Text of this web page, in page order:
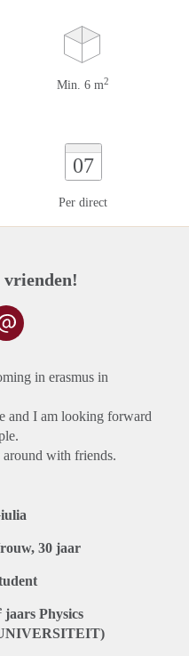
Min. 6 m2
07
Per direct
vrienden!
in erasmus in
and I am looking forward
with friends.
30 jaar
jaars Physics